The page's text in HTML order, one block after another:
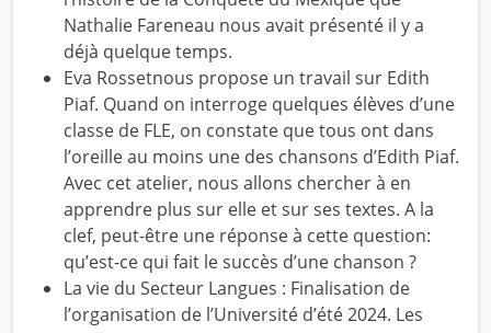
Nathalie Fareneau nous avait présenté il y a
déjà quelque temps.
Eva Rossetnous propose un travail sur Edith
Piaf. Quand on interroge quelques élèves d’une
classe de FLE, on constate que tous ont dans
l’oreille au moins une des chansons d’Edith Piaf.
Avec cet atelier, nous allons chercher à en
apprendre plus sur elle et sur ses textes. A la
clef, peut-être une réponse à cette question:
qu’est-ce qui fait le succès d’une chanson ?
La vie du Secteur Langues : Finalisation de
l’organisation de l’Université d’été 2024. Les